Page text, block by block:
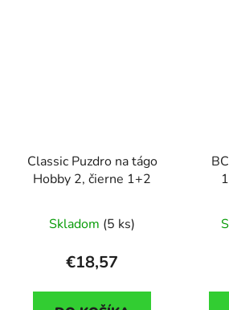
Classic Puzdro na tágo
Hobby 2, čierne 1+2
Skladom (5 ks)
€18,57